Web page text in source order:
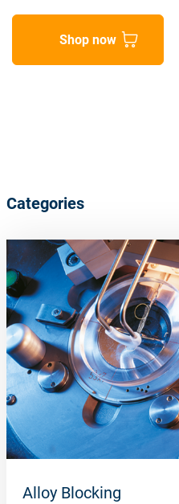
Shop now
Categories
Alloy Blocking